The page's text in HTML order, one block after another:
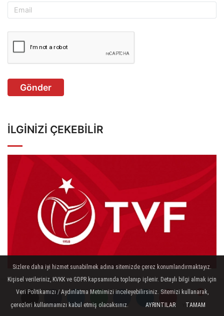
Yorumlar
Yorumlar
Yorumlar
Gönder
İLGINIZI ÇEKEBILIR
Ulusal Hakemliğe Terfi Ön Sınavı
Duyurusu
Sizlere daha iyi hizmet sunabilmek adına sitemizde çerez konumlandırmaktayız.
Kişisel verileriniz, KVKK ve GDPR kapsamında toplanıp işlenir. Detaylı bilgi almak için
Veri Politikamızı / Aydınlatma Metnimizi inceleyebilirsiniz. Sitemizi kullanarak,
çerezleri kullanmamızı kabul etmiş olacaksınız.
AYRINTILAR TAMAM